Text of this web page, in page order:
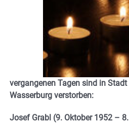
vergangenen Tagen sind in
Wasserburg verstorben:
Josef Grabl (9. Oktober 1952 –